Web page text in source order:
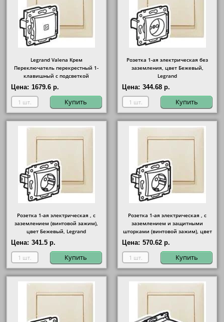
Legrand Valena Крем
Переключатель перекрестный 1-
клавишный с подсветкой
Цена: 1679.6 р.
Купить
Розетка 1-ая электрическая без
заземления, цвет Бежевый,
Legrand
Цена: 344.68 р.
Купить
Розетка 1-ая электрическая , с
заземлением (винтовой зажим),
цвет Бежевый, Legrand
Цена: 341.5 р.
Купить
Розетка 1-ая электрическая , с
заземлением и защитными
шторками (винтовой зажим), цвет
Бежевый, Legrand
Цена: 570.62 р.
Купить